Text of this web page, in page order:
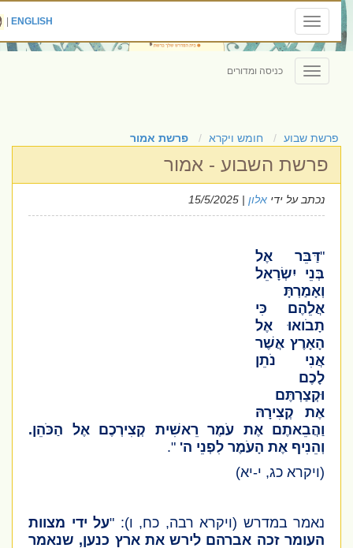
Toggle
navigation
ENGLISH
|
Toggle
navigation
כניסה ומדורים
פרשת שבוע חומש ויקרא פרשת אמור
פרשת השבוע - אמור
נכתב על ידיאלון| 15/5/2025
דַּבֵּר אֶל
בְּנֵי יִשְׂרָאֵל
וְאָמַרְתָּ
אֲלֵהֶם כִּי
תָבֹואוּ אֶל
הָאָרֶץ אֲשֶׁר
אֲנִי נֹתֵן
לָכֶם
וּקְצַרְתֶּם
אֶת קְצִירָהּ
וַהֲבֵאתֶם אֶת עֹמֶר רֵאשִׁית קְצִירְכֶם אֶל הַכֹּהֵן.
וְהֵנִיף אֶת הָעֹמֶר לִפְנֵי ה' ".
(ויקרא כג, י-יא)
נאמר במדרש(ויקרא רבה, כח, ו) : " על ידי מצוות
העומר זכה אברהם לירש את ארץ כנען, שנאמר